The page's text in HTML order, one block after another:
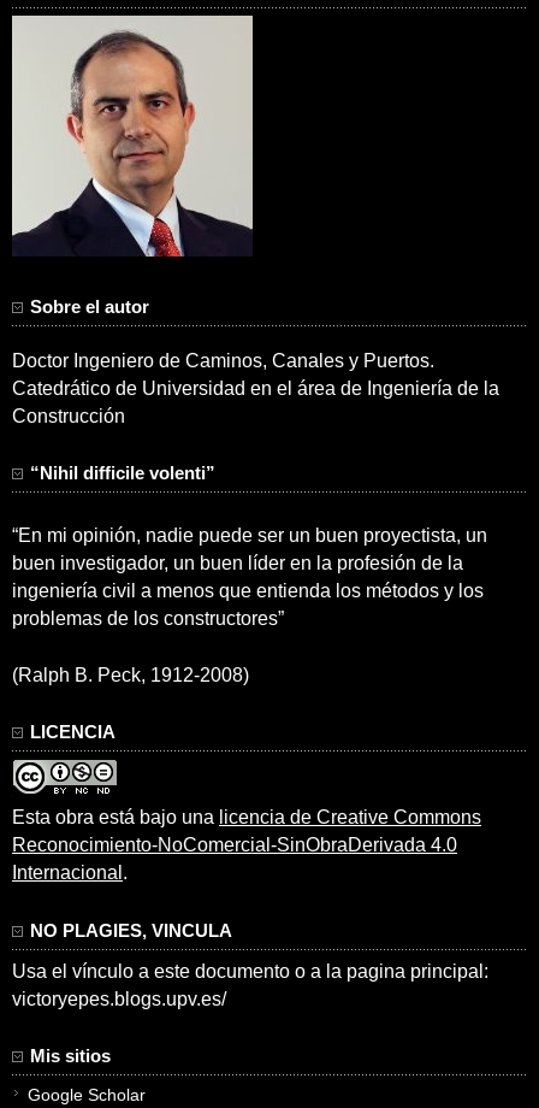
Sobre el autor
Doctor Ingeniero de Caminos, Canales y Puertos.
Catedrático de Universidad en el área de Ingeniería de la
Construcción
“Nihil difficile volenti”
“En mi opinión, nadie puede ser un buen proyectista, un
buen investigador, un buen líder en la profesión de la
ingeniería civil a menos que entienda los métodos y los
problemas de los constructores”
(Ralph B. Peck, 1912-2008)
LICENCIA
Esta obra está bajo una licencia de Creative Commons
Reconocimiento-NoComercial-SinObraDerivada 4.0
Internacional .
NO PLAGIES, VINCULA
Usa el vínculo a este documento o a la pagina principal:
victoryepes.blogs.upv.es/
Mis sitios
Google Scholar